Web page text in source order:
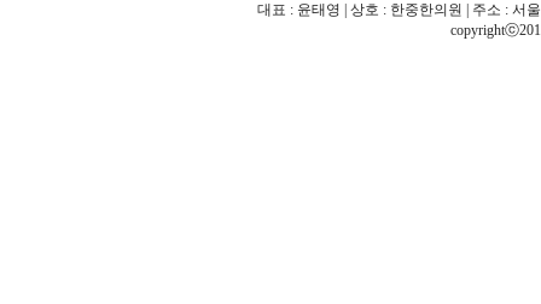
대표 : 윤태영 | 상호 : 한중한의원 | 주소 : 서